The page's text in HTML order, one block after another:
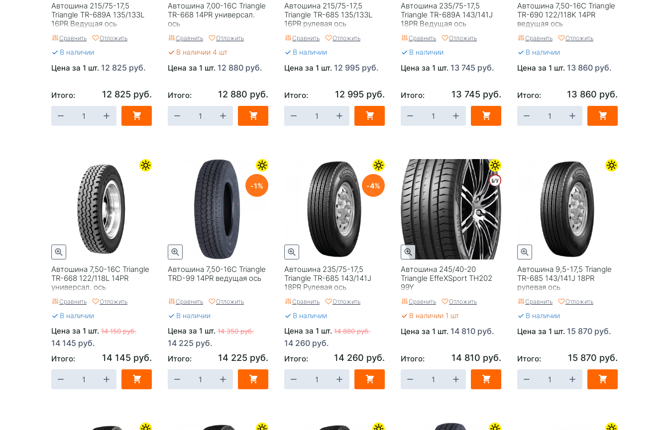
Автошина 215/75-17,5
Triangle TR-689A 135/133L
16PR Ведущая ось
Сравнить Отложить
В наличии
Цена за 1 шт. 12 825 руб.
Итого: 12 825 руб.
Автошина 7,00-16C Triangle
TR-668 14PR универсал.
ось
Сравнить Отложить
В наличии 4 шт
Цена за 1 шт. 12 880 руб.
Итого: 12 880 руб.
Автошина 215/75-17,5
Triangle TR-685 135/133L
16PR рулевая ось
Сравнить Отложить
В наличии
Цена за 1 шт. 12 995 руб.
Итого: 12 995 руб.
Автошина 235/75-17,5
Triangle TR-689A 143/141J
18PR Ведущая ось
Сравнить Отложить
В наличии
Цена за 1 шт. 13 745 руб.
Итого: 13 745 руб.
Автошина 7,50-16C Triangle
TR-690 122/118K 14PR
ведущая ось
Сравнить Отложить
В наличии
Цена за 1 шт. 13 860 руб.
Итого: 13 860 руб.
Автошина 7,50-16C Triangle
TR-668 122/118L 14PR
универсал. ось
Сравнить Отложить
В наличии
Цена за 1 шт. 14 150 руб.
14 145 руб.
Итого: 14 145 руб.
Автошина 7,50-16C Triangle
TRD-99 14PR ведущая ось
1
Сравнить Отложить
В наличии
Цена за 1 шт. 14 350 руб.
14 225 руб.
Итого: 14 225 руб.
Автошина 235/75-17,5
Triangle TR-685 143/141J
18PR Рулевая ось
4
Сравнить Отложить
В наличии
Цена за 1 шт. 14 880 руб.
14 260 руб.
Итого: 14 260 руб.
Автошина 245/40-20
Triangle EffeXSport TH202
99Y
Сравнить Отложить
В наличии 1 шт
Цена за 1 шт. 14 810 руб.
Итого: 14 810 руб.
Автошина 9,5-17,5 Triangle
TR-685 143/141J 18PR
рулевая ось
Сравнить Отложить
В наличии
Цена за 1 шт. 15 870 руб.
Итого: 15 870 руб.